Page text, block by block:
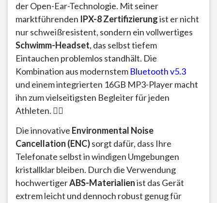
der Open-Ear-Technologie. Mit seiner
marktführenden IPX-8 Zertifizierungist er nicht
nur schweißresistent, sondern ein vollwertiges
Schwimm-Headset, das selbst tiefem
Eintauchen problemlos standhält. Die
Kombination aus modernstem Bluetooth v5.3
und einem integrierten 16GB MP3-Player macht
ihn zum vielseitigsten Begleiter für jeden
Athleten. 🏊‍♂️
Die innovative Environmental Noise
Cancellation (ENC)sorgt dafür, dass Ihre
Telefonate selbst in windigen Umgebungen
kristallklar bleiben. Durch die Verwendung
hochwertigerABS-Materialienist das Gerät
extrem leicht und dennoch robust genug für